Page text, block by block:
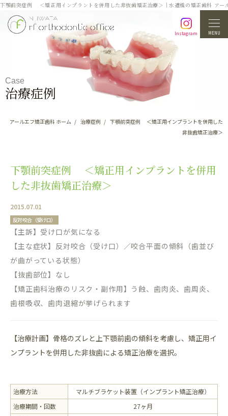
下顎前突症例 ＜矯正用インプラントを併用した非抜歯矯正治療＞｜水道橋の矯正歯科 アー
Instagram MENU
Case
治療症例
アールエフ矯正歯科 ホーム 治療症例
下顎前突症例 ＜矯正用インプラントを併用した
非抜歯矯正治療＞
下顎前突症例 ＜矯正用インプラントを併用
した非抜歯矯正治療＞
2015.07.01
反対咬合（受け口）
【主訴】受け口が気になる
【主な症状】反対咬合（受け口）／咬合平面の傾斜（歯並び
が曲がっている状態）
【抜歯部位】なし
【矯正歯科治療のリスク・副作用】う蝕、歯肉炎、歯周炎、
歯根吸収、歯肉退縮が挙げられます
【治療計画】骨格のズレと上下顎前歯の傾斜を考慮し、矯正用イ
ンプラントを併用した非抜歯による矯正治療を選択。
治療方法
マルチブラケット装置（インプラント矯正治療）
治療期間・回数
27ヶ月